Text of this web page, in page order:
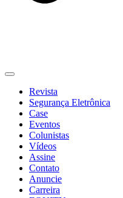
Revista
Segurança Eletrônica
Case
Eventos
Colunistas
Vídeos
Assine
Contato
Anuncie
Carreira